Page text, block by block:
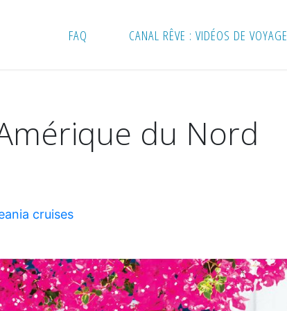
FAQ CANAL RÊVE : VIDÉOS DE VOYAGE
du Nord
cruises